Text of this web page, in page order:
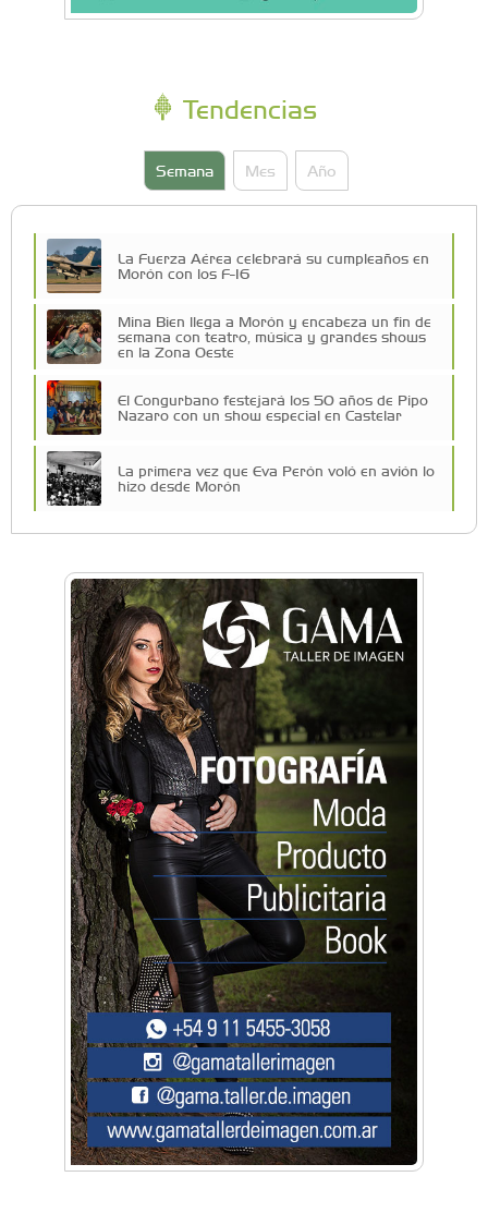
Tendencias
Semana Mes Año
La Fuerza Aérea celebrará su cumpleaños en
Morón con los F-16
Mina Bien llega a Morón y encabeza un fin de
semana con teatro, música y grandes shows
en la Zona Oeste
El Congurbano festejará los 50 años de Pipo
Nazaro con un show especial en Castelar
La primera vez que Eva Perón voló en avión lo
hizo desde Morón
Mariana Croce: "Hoy las empresas necesitan
un asesoramiento integral para crecer con
seguridad"
Música, teatro, yoga, danza y mucho más:
Conocé todos los talleres para aprender y
disfrutar en la Zona Oeste